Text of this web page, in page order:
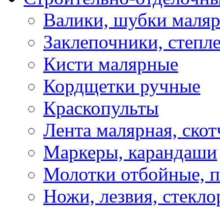
Валики, шубки
Заклепочники,
Кисти малярные
Кордщетки ручные
Краскопульты
Лента малярная,
Маркеры, карандаши
Молотки отбойные,
Ножи, лезвия,